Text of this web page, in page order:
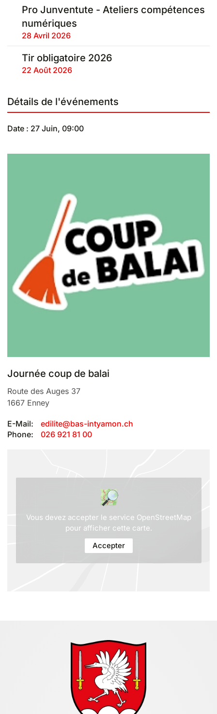
Pro Junventute - Ateliers compétences
numériques
28 Avril 2026
Tir obligatoire 2026
22 Août 2026
Détails de l'événements
Date : 27 Juin, 09:00
Journée coup de balai
Route des Auges 37
1667 Enney
E-Mail:
edilite@bas-intyamon.ch
Phone:
026 921 81 00
Vous devez accepter le service OpenStreetMap
pour afficher cette carte.
Accepter